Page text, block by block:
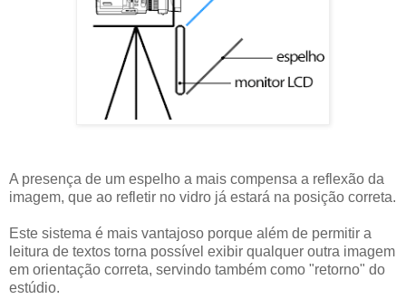
A presença de um espelho a mais compensa a reflexão da
imagem, que ao refletir no vidro já estará na posição correta.
Este sistema é mais vantajoso porque além de permitir a
leitura de textos torna possível exibir qualquer outra imagem
em orientação correta, servindo também como "retorno" do
estúdio.